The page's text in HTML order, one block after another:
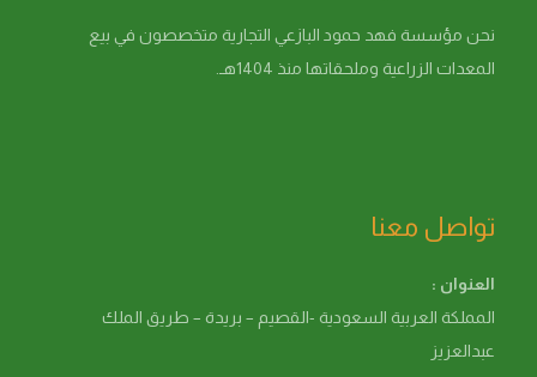
نحن مؤسسة فهد حمود البازعي التجارية متخصصون في بيع
المعدات الزراعية وملحقاتها منذ 1404هـ.
تواصل معنا
العنوان :
المملكة العربية السعودية -القصيم – بريدة – طريق الملك
عبدالعزيز